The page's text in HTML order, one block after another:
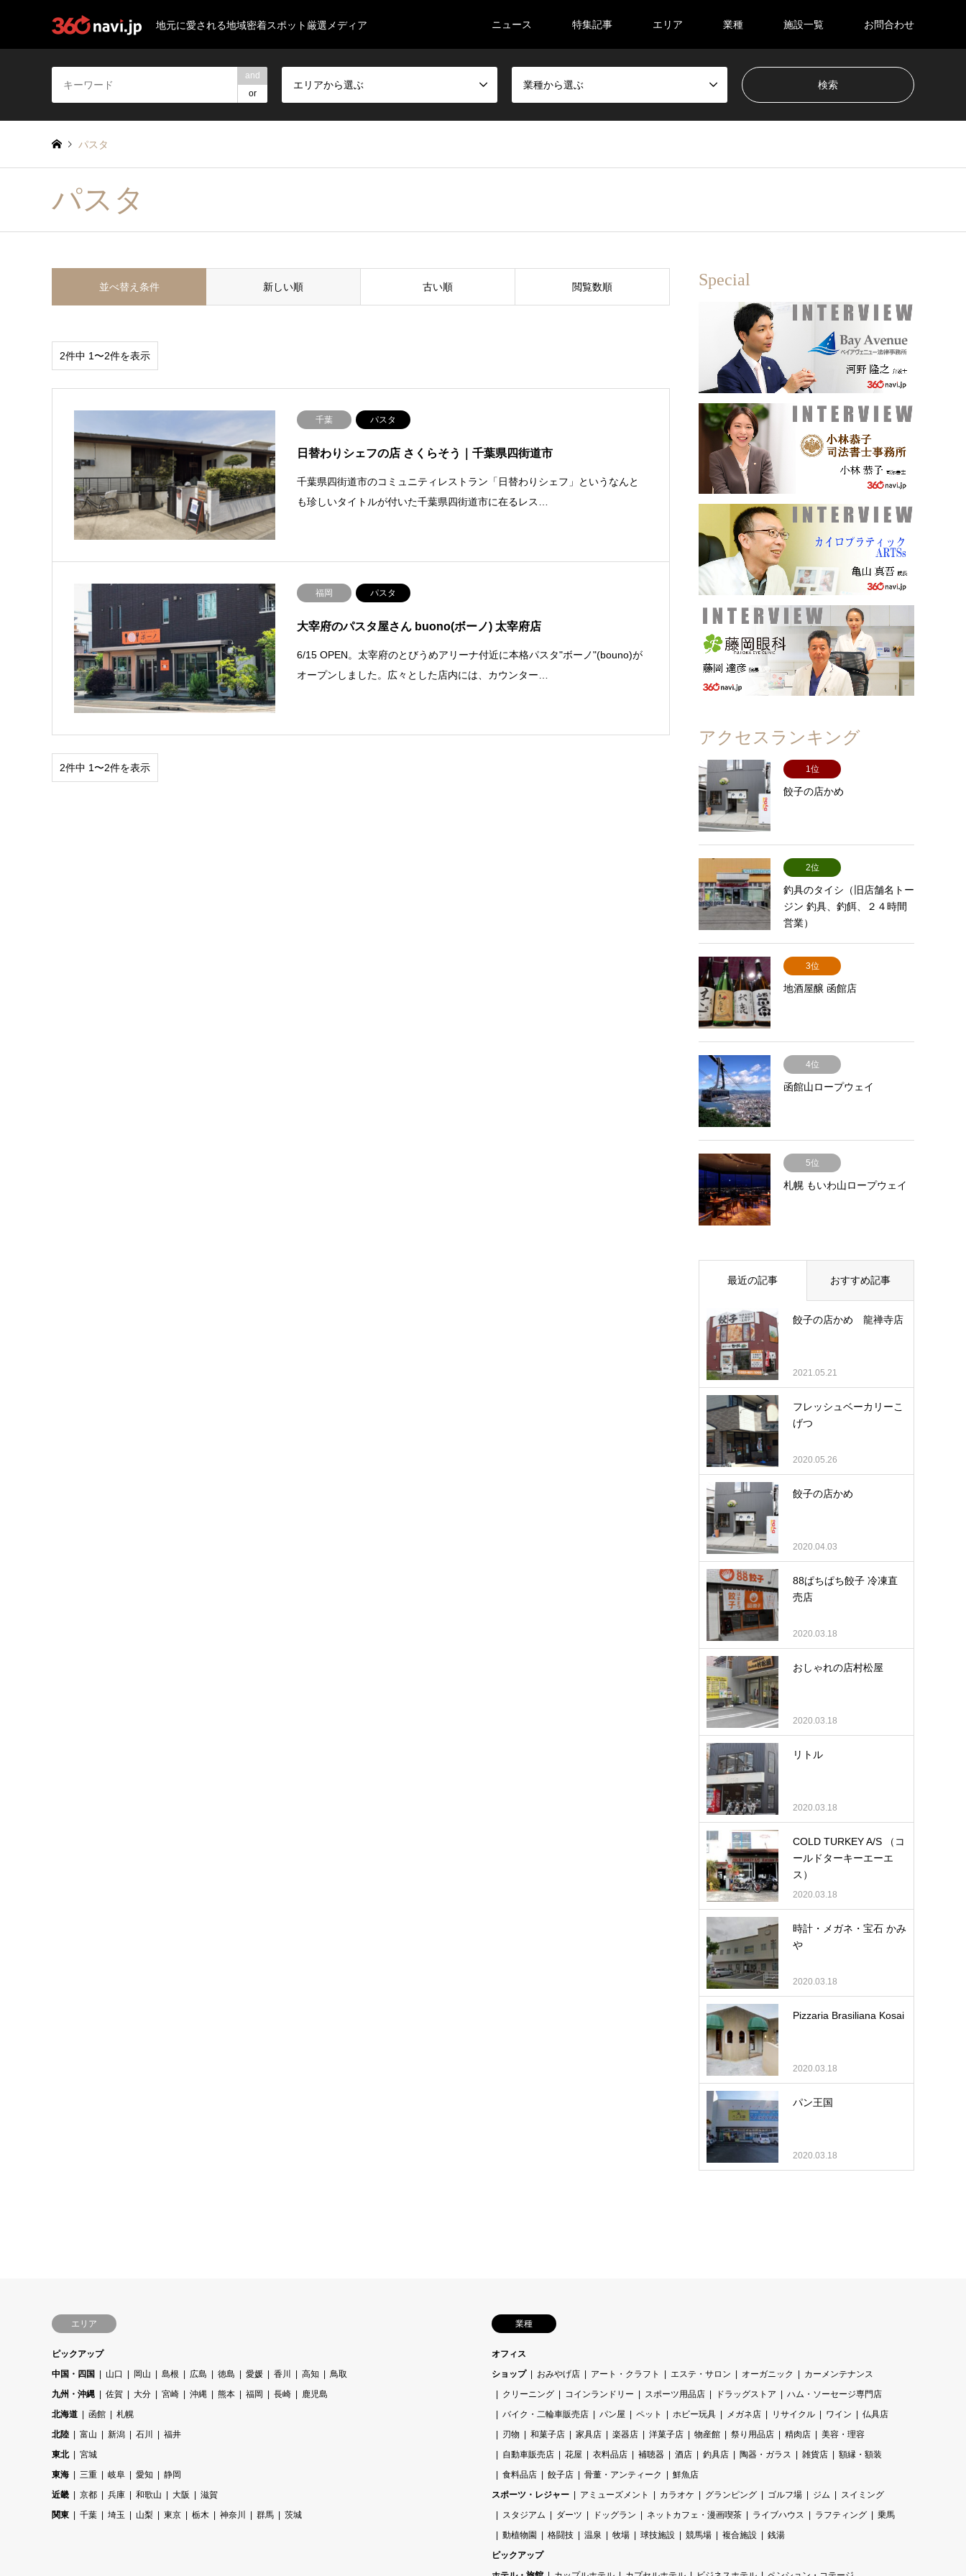
地元に愛される地域密着スポット厳選メディア ニュース 特集記事 エリア 業種 施設一覧 お問合わせ
and
or
エリアから選ぶ 業種から選ぶ
パスタ
パスタ
並べ替え条件 新しい順 古い順 閲覧数順
2件中 1〜2件を表示
千葉 パスタ
日替わりシェフの店 さくらそう｜千葉県四街道市
千葉県四街道市のコミュニティレストラン「日替わりシェフ」というなんと
も珍しいタイトルが付いた千葉県四街道市に在るレス…
福岡 パスタ
大宰府のパスタ屋さん buono(ボーノ) 太宰府店
6/15 OPEN。太宰府のとびうめアリーナ付近に本格パスタ"ボーノ"(bouno)が
オープンしました。広々とした店内には、カウンター…
2件中 1〜2件を表示
Special
アクセスランキング
1位
餃子の店かめ
2位
釣具のタイシ（旧店舗名トー
ジン 釣具、釣餌、２４時間
営業）
3位
地酒屋醸 函館店
4位
函館山ロープウェイ
5位
札幌 もいわ山ロープウェイ
最近の記事 おすすめ記事
餃子の店かめ 龍禅寺店
2021.05.21
フレッシュベーカリーこ
げつ
2020.05.26
餃子の店かめ
2020.04.03
88ぱちぱち餃子 冷凍直
売店
2020.03.18
おしゃれの店村松屋
2020.03.18
リトル
2020.03.18
COLD TURKEY A/S （コ
ールドターキーエーエ
ス）
2020.03.18
時計・メガネ・宝石 かみ
や
2020.03.18
Pizzaria Brasiliana Kosai
2020.03.18
パン王国
2020.03.18
エリア
ピックアップ
中国・四国
山口 岡山 島根 広島 徳島 愛媛 香川 高知
鳥取
九州・沖縄
佐賀 大分 宮崎 沖縄 熊本 福岡 長崎
鹿児島
北海道
函館
札幌
北陸
富山 新潟 石川
福井
東北
宮城
東海
三重 岐阜 愛知
静岡
近畿
京都 兵庫 和歌山 大阪
滋賀
関東
千葉 埼玉 山梨 東京 栃木 神奈川 群馬 茨城
業種
オフィス
ショップ
おみやげ店 アート・クラフト エステ・サロン オーガニック
カーメンテナンス
クリーニング
コインランドリー スポーツ用品店 ドラッグストア
ハム・ソーセージ専門店
バイク・二輪車販売店
パン屋 ペット ホビー玩具 メガネ店 リサイクル ワイン
仏具店
刃物
和菓子店 家具店 楽器店 洋菓子店 物産館 祭り用品店 精肉店
美容・理容
自動車販売店
花屋 衣料品店 補聴器 酒店 釣具店 陶器・ガラス 雑貨店
額縁・額装
食料品店
餃子店 骨董・アンティーク
鮮魚店
スポーツ・レジャー
アミューズメント カラオケ グランピング ゴルフ場 ジム
スイミング
スタジアム
ダーツ ドッグラン ネットカフェ・漫画喫茶 ライブハウス ラフティング
乗馬
動植物園
格闘技 温泉 牧場 球技施設 競馬場 複合施設
銭湯
ピックアップ